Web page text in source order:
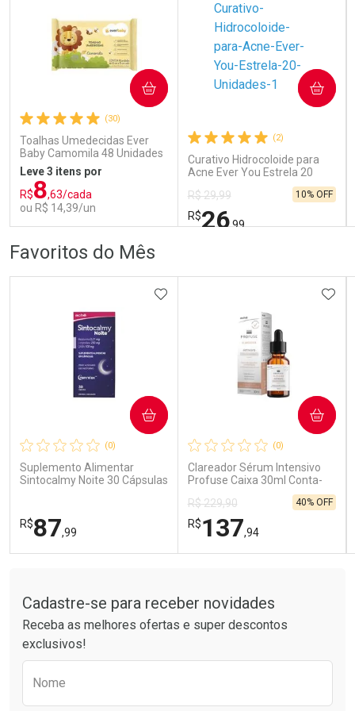
Comprar sem Desconto
Por R$ 70,79/cada
Comprar sem Desconto
Por R$ 70,79/cada
Ativar Desconto
Comprar sem Desconto
Por R$ 142,49/cada
Comprar sem Desconto
Por R$ 142,49/cada
(30)
Toalhas Umedecidas Ever
Baby Camomila 48 Unidades
Leve 3 itens por
R$8,63/cada
ou R$ 14,39/un
COMPRAR
Comprar sem Desconto
Por R$ 14,39/cada
Comprar sem Desconto
Por R$ 14,39/cada
(2)
Curativo Hidrocoloide para
Acne Ever You Estrela 20
R$ 29,99
R$26,99
10% OFF
COMPRAR
Comprar sem Desconto
Por R$ 26,99/cada
Comprar sem Desconto
Por R$ 26,99/cada
Favoritos do Mês
(0)
Suplemento Alimentar
Sintocalmy Noite 30 Cápsulas
R$87,99
ADICIONAR AOS FAVORITOS
COMPRAR
Laboratório
Por Menos
(0)
Clareador Sérum Intensivo
Profuse Caixa 30ml Conta-
R$ 229,90
R$137,94
40% OFF
COMPRAR
Laboratório
Por Menos
Cadastre-se para receber novidades
Receba as melhores ofertas e super descontos
exclusivos!
Nome